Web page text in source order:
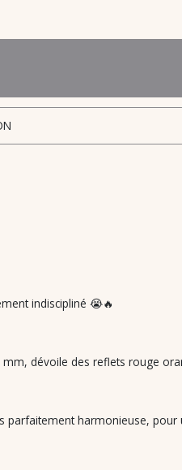
indiscipliné 😭🔥
dévoile des reflets rouge
parfaitement harmonieuse, pour